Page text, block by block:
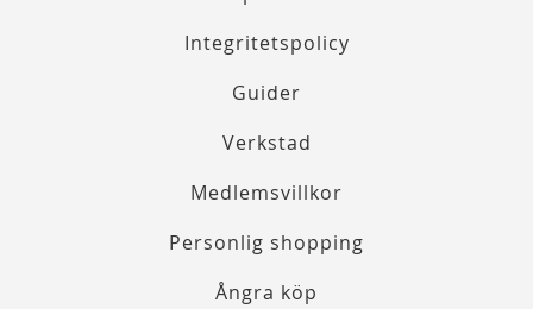
Integritetspolicy
Guider
Verkstad
Medlemsvillkor
Personlig shopping
Ångra köp